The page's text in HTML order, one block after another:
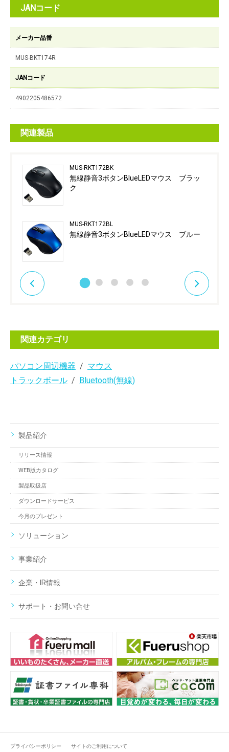
JANコード
メーカー品番
MUS-BKT174R
JANコード
4902205486572
関連製品
MUS-RKT172BK
無線静音3ボタンBlueLEDマウス ブラッ
ク
MUS-RKT172BL
無線静音3ボタンBlueLEDマウス ブルー
関連カテゴリ
パソコン周辺機器
マウス
トラックボール
Bluetooth(無線)
製品紹介
リリース情報
WEB版カタログ
製品取扱店
ダウンロードサービス
今月のプレゼント
ソリューション
事業紹介
企業・IR情報
サポート・お問い合せ
プライバシーポリシー サイトのご利用について